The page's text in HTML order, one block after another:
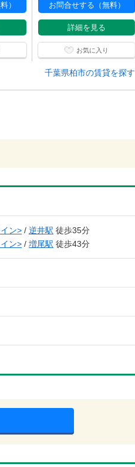
） お問合せする（無料）
詳細を見る
お気に入り
千葉県柏市の賃貸を探す
ン> / 逆井駅 徒歩35分
ン> / 増尾駅 徒歩43分